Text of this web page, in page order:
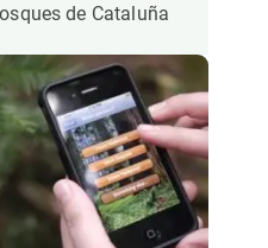
de Cataluña